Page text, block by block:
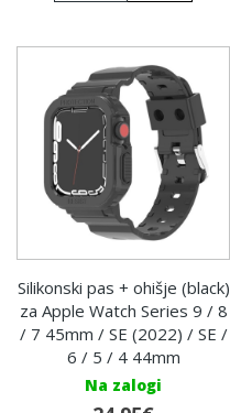
Silikonski pas + ohišje (black)
za Apple Watch Series 9 / 8
/ 7 45mm / SE (2022) / SE /
6 / 5 / 4 44mm
Na zalogi